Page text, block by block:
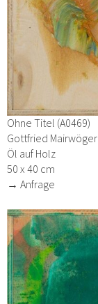
Ohne Titel (A0469)
Gottfried Mairwöger
Öl auf Holz
50 x 40 cm
→ Anfrage